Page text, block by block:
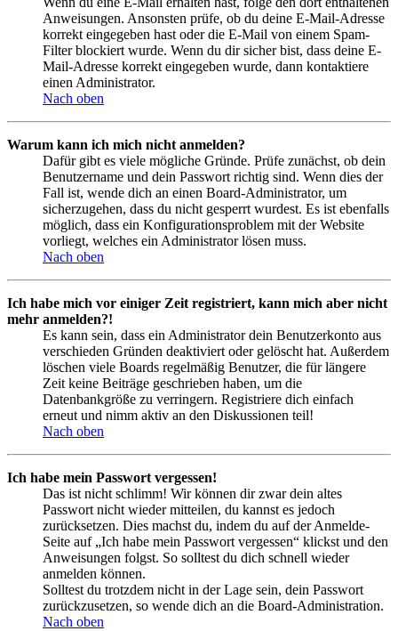
Anweisungen. Ansonsten prüfe, ob du deine E-Mail-Adresse
korrekt eingegeben hast oder die E-Mail von einem Spam-
Filter blockiert wurde. Wenn du dir sicher bist, dass deine E-
Mail-Adresse korrekt eingegeben wurde, dann kontaktiere
einen Administrator.
Nach oben
Warum kann ich mich nicht anmelden?
Dafür gibt es viele mögliche Gründe. Prüfe zunächst, ob dein
Benutzername und dein Passwort richtig sind. Wenn dies der
Fall ist, wende dich an einen Board-Administrator, um
sicherzugehen, dass du nicht gesperrt wurdest. Es ist ebenfalls
möglich, dass ein Konfigurationsproblem mit der Website
vorliegt, welches ein Administrator lösen muss.
Nach oben
Ich habe mich vor einiger Zeit registriert, kann mich aber nicht
mehr anmelden?!
Es kann sein, dass ein Administrator dein Benutzerkonto aus
verschieden Gründen deaktiviert oder gelöscht hat. Außerdem
löschen viele Boards regelmäßig Benutzer, die für längere
Zeit keine Beiträge geschrieben haben, um die
Datenbankgröße zu verringern. Registriere dich einfach
erneut und nimm aktiv an den Diskussionen teil!
Nach oben
Ich habe mein Passwort vergessen!
Das ist nicht schlimm! Wir können dir zwar dein altes
Passwort nicht wieder mitteilen, du kannst es jedoch
zurücksetzen. Dies machst du, indem du auf der Anmelde-
Seite auf „Ich habe mein Passwort vergessen“ klickst und den
Anweisungen folgst. So solltest du dich schnell wieder
anmelden können.
Solltest du trotzdem nicht in der Lage sein, dein Passwort
zurückzusetzen, so wende dich an die Board-Administration.
Nach oben